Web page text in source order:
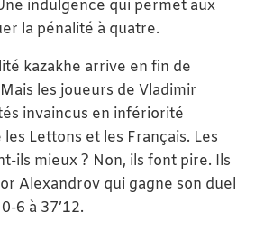
indulgence qui permet aux
la pénalité à quatre.
kazakhe arrive en fin de
les joueurs de Vladimir
invaincus en infériorité
Lettons et les Français. Les
ils mieux ? Non, ils font pire. Ils
Alexandrov qui gagne son duel
6 à 37’12.